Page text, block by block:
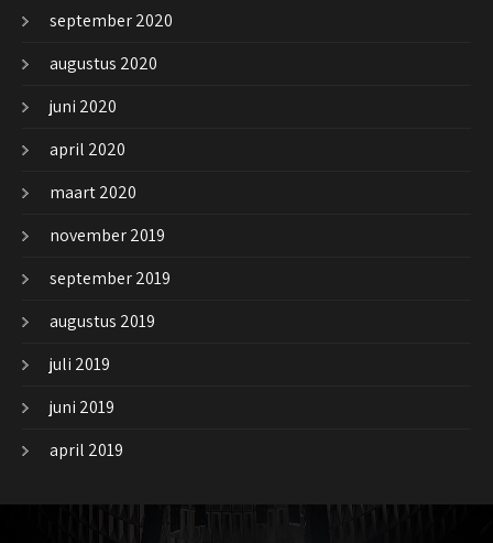
september 2020
augustus 2020
juni 2020
april 2020
maart 2020
november 2019
september 2019
augustus 2019
juli 2019
juni 2019
april 2019